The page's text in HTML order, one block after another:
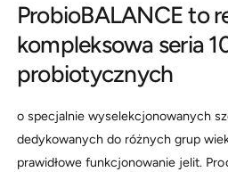
ProbioBALANCE to
kompleksowa seria
probiotycznych
o specjalnie wyselekcjonowanych
dedykowanych do różnych grup
prawidłowe funkcjonowanie jelit.